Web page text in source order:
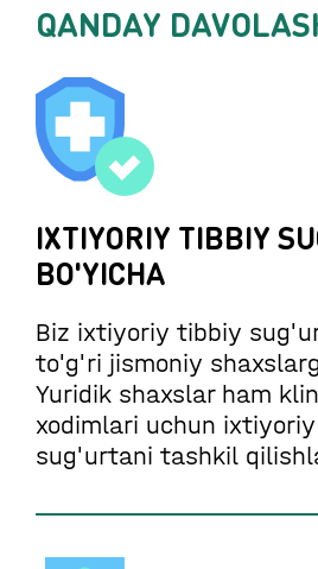
QANDAY
IXTIYORIY TIBBIY
BO'YICHA
Biz ixtiyoriy tibbiy
to'g'ri jismoniy
Yuridik shaxslar ham
xodimlari uchun
sug'urtani tashkil